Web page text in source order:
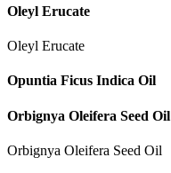
Oleyl Erucate
Oleyl Erucate
Opuntia Ficus Indica Oil
Orbignya Oleifera Seed Oil
Orbignya Oleifera Seed Oil